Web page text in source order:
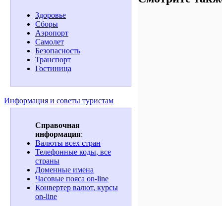
Здоровье
Сборы
Аэропорт
Самолет
Безопасность
Транспорт
Гостиница
Информация и советы туристам
Справочная
информация:
Валюты всех стран
Телефонные коды, все
страны
Доменные имена
Часовые пояса on-line
Конвертер валют, курсы
on-line